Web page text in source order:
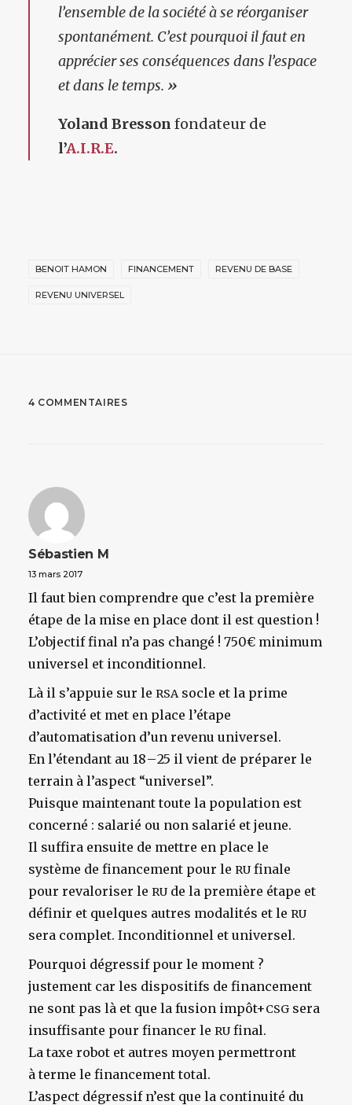
l’ensemble de la société à se réorganiser
spontanément. C’est pourquoi il faut en
apprécier ses conséquences dans l’espace
et dans le temps. »
Yoland Bresson fondateur de
l’A.I.R.E.
BENOIT HAMON FINANCEMENT REVENU DE BASE
REVENU UNIVERSEL
4 COMMENTAIRES
Sébastien M
13 mars 2017
Il faut bien comprendre que c’est la première
étape de la mise en place dont il est question !
L’objectif final n’a pas changé ! 750€ minimum
universel et inconditionnel.
Là il s’appuie sur le RSAsocle et la prime
d’activité et met en place l’étape
d’automatisation d’un revenu universel.
En l’étendant au 18 – 25 il vient de préparer le
terrain à l’aspect “universel”.
Puisque maintenant toute la population est
concerné : salarié ou non salarié et jeune.
Il suffira ensuite de mettre en place le
système de financement pour le RU finale
pour revaloriser le RU de la première étape et
définir et quelques autres modalités et le RU
sera complet. Inconditionnel et universel.
Pourquoi dégressif pour le moment ?
justement car les dispositifs de financement
ne sont pas là et que la fusion impôt+CSG sera
insuffisante pour financer le RU final.
La taxe robot et autres moyen permettront
à terme le financement total.
L’aspect dégressif n’est que la continuité du